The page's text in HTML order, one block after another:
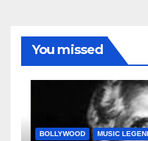
You missed
BOLLYWOOD MUSIC